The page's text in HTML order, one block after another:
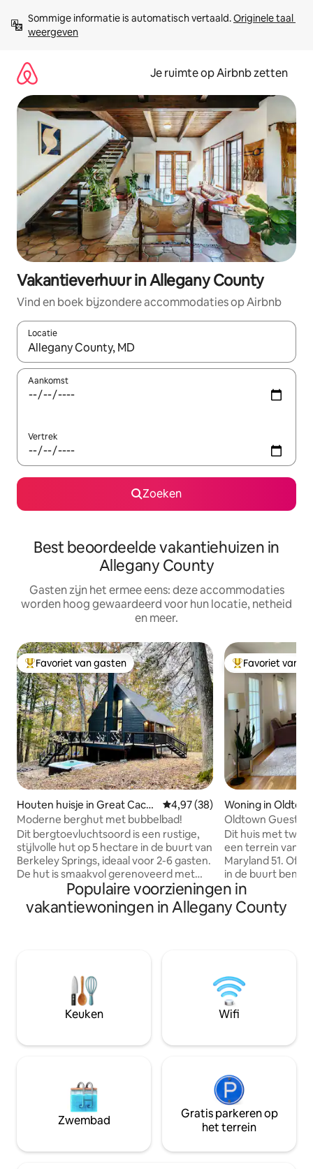
direct
naar
Sommige informatie is automatisch vertaald. Originele taal
weergeven
Je ruimte op Airbnb zetten
Vakantieverhuur in Allegany County
Vind en boek bijzondere accommodaties op Airbnb
Locatie
Wanneer er suggesties beschikbaar zijn, maak je een keuze
Aankomst
Vertrek
Zoeken
Best beoordeelde vakantiehuizen in
Allegany County
Gasten zijn het ermee eens: deze accommodaties
worden hoog gewaardeerd voor hun locatie, netheid
en meer.
Topfavoriet van gasten
Favoriet van gasten
Houten huisje in Great Caca
pon
Gemiddelde beoordeling van
4,97 (38)
Moderne berghut met bubbelbad!
Dit bergtoevluchtsoord is een rustige,
stijlvolle hut op 5 hectare in de buurt van
Berkeley Springs, ideaal voor 2-6 gasten.
De hut is smaakvol gerenoveerd met
een complete keuken, bubbelbad,
werkplek op afstand met snelle wifi en
een groot terras met lounge en
toegang tot het terras en een volledig
stapelbed. Hondvriendelijk en dicht bij
paden en lokale warmwaterbronnen.
Perfect voor een ontsnapping in de
Topfavoriet van
Favoriet van
Woning in
Oldtown
Dit huis met twee
een terrein van
Maryland 51. Of
in de buurt bent
is een geweldige
Paw-tunnel, het
paar kilometer
het huis en
zijn een paar
roku-tv voor jouw
Populaire voorzieningen in
vakantiewoningen in Allegany County
Keuken Wifi
Zwembad
Gratis parkeren op
het terrein